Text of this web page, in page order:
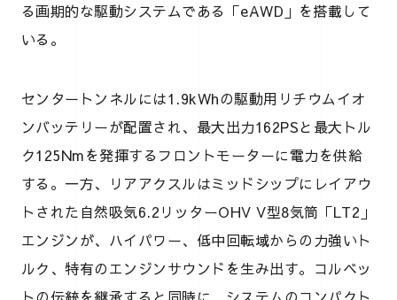
る画期的な駆動システムである「eAWD」を搭載して
いる。
センタートンネルには1.9kWhの駆動用リチウムイオ
ンバッテリーが配置され、最大出力162PSと最大トル
ク125Nmを発揮するフロントモーターに電力を供給
する。一方、リアアクスルはミッドシップにレイアウ
トされた自然吸気6.2リッターOHV V型8気筒「LT2」
エンジンが、ハイパワー、低中回転域からの力強いト
ルク、特有のエンジンサウンドを生み出す。コルベッ